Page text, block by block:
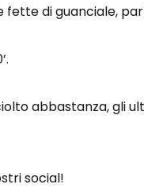
fette di guanciale,
abbastanza, gli
social!